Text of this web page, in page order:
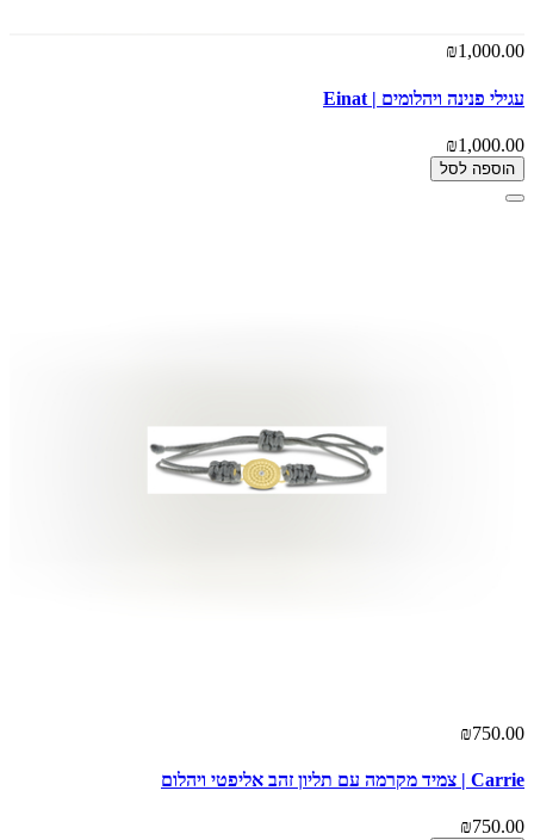
₪1,000.00
עגילי פנינה ויהלומים | Einat
₪1,000.00
הוספה לסל
₪750.00
Carrie | צמיד מקרמה עם תליון זהב אליפטי ויהלום
₪750.00